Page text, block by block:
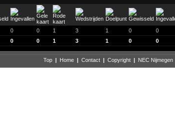
0 0 1 3 1 0 0
0 0 1 3 1 0 0
Top | Home | Contact | Copyright | NEC Nijmegen